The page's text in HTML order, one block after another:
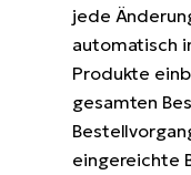
jede
automatisch
Produkte
gesamten
eingereichte